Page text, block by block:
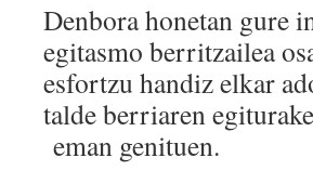
Denbora honetan gure
egitasmo berritzailea
esfortzu handiz elkar
talde berriaren
eman genituen.